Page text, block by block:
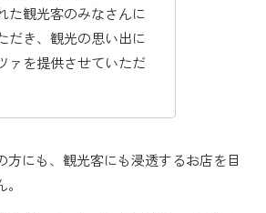
た観光客のみなさんに
だき、観光の思い出に
ァを提供させていただ
方にも、観光客にも浸透するお店を目